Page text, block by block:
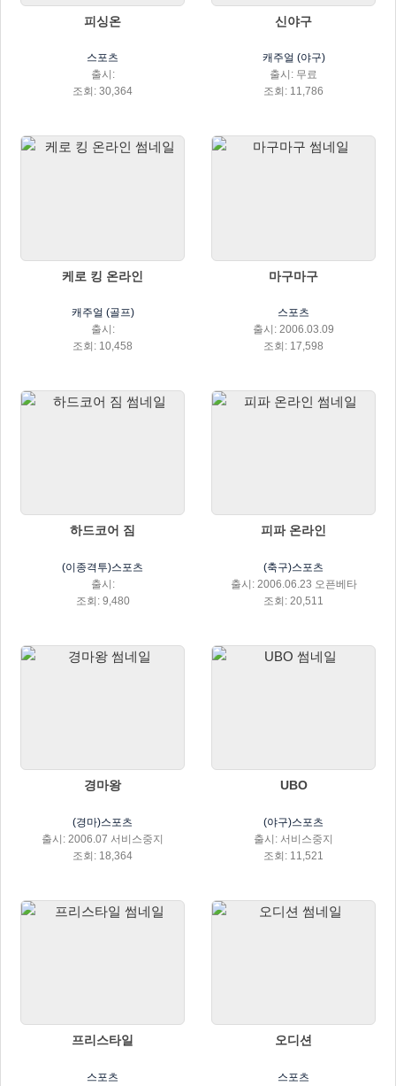
피싱온
스포츠
출시:
조회: 30,364
신야구
캐주얼 (야구)
출시: 무료
조회: 11,786
케로 킹 온라인
캐주얼 (골프)
출시:
조회: 10,458
마구마구
스포츠
출시: 2006.03.09
조회: 17,598
하드코어 짐
(이종격투)스포츠
출시:
조회: 9,480
피파 온라인
(축구)스포츠
출시: 2006.06.23 오픈베타
조회: 20,511
경마왕
(경마)스포츠
출시: 2006.07 서비스중지
조회: 18,364
UBO
(야구)스포츠
출시: 서비스중지
조회: 11,521
프리스타일
스포츠
오디션
스포츠